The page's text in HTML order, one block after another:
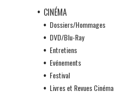
CINÉMA
Dossiers/Hommages
DVD/Blu-Ray
Entretiens
Evénements
Festival
Livres et Revues Cinéma